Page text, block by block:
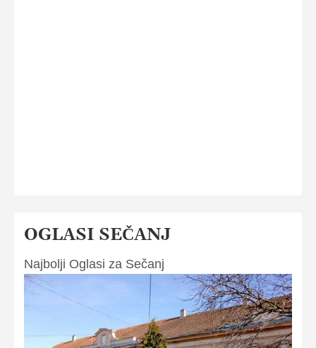
OGLASI SEČANJ
Najbolji Oglasi za Sečanj